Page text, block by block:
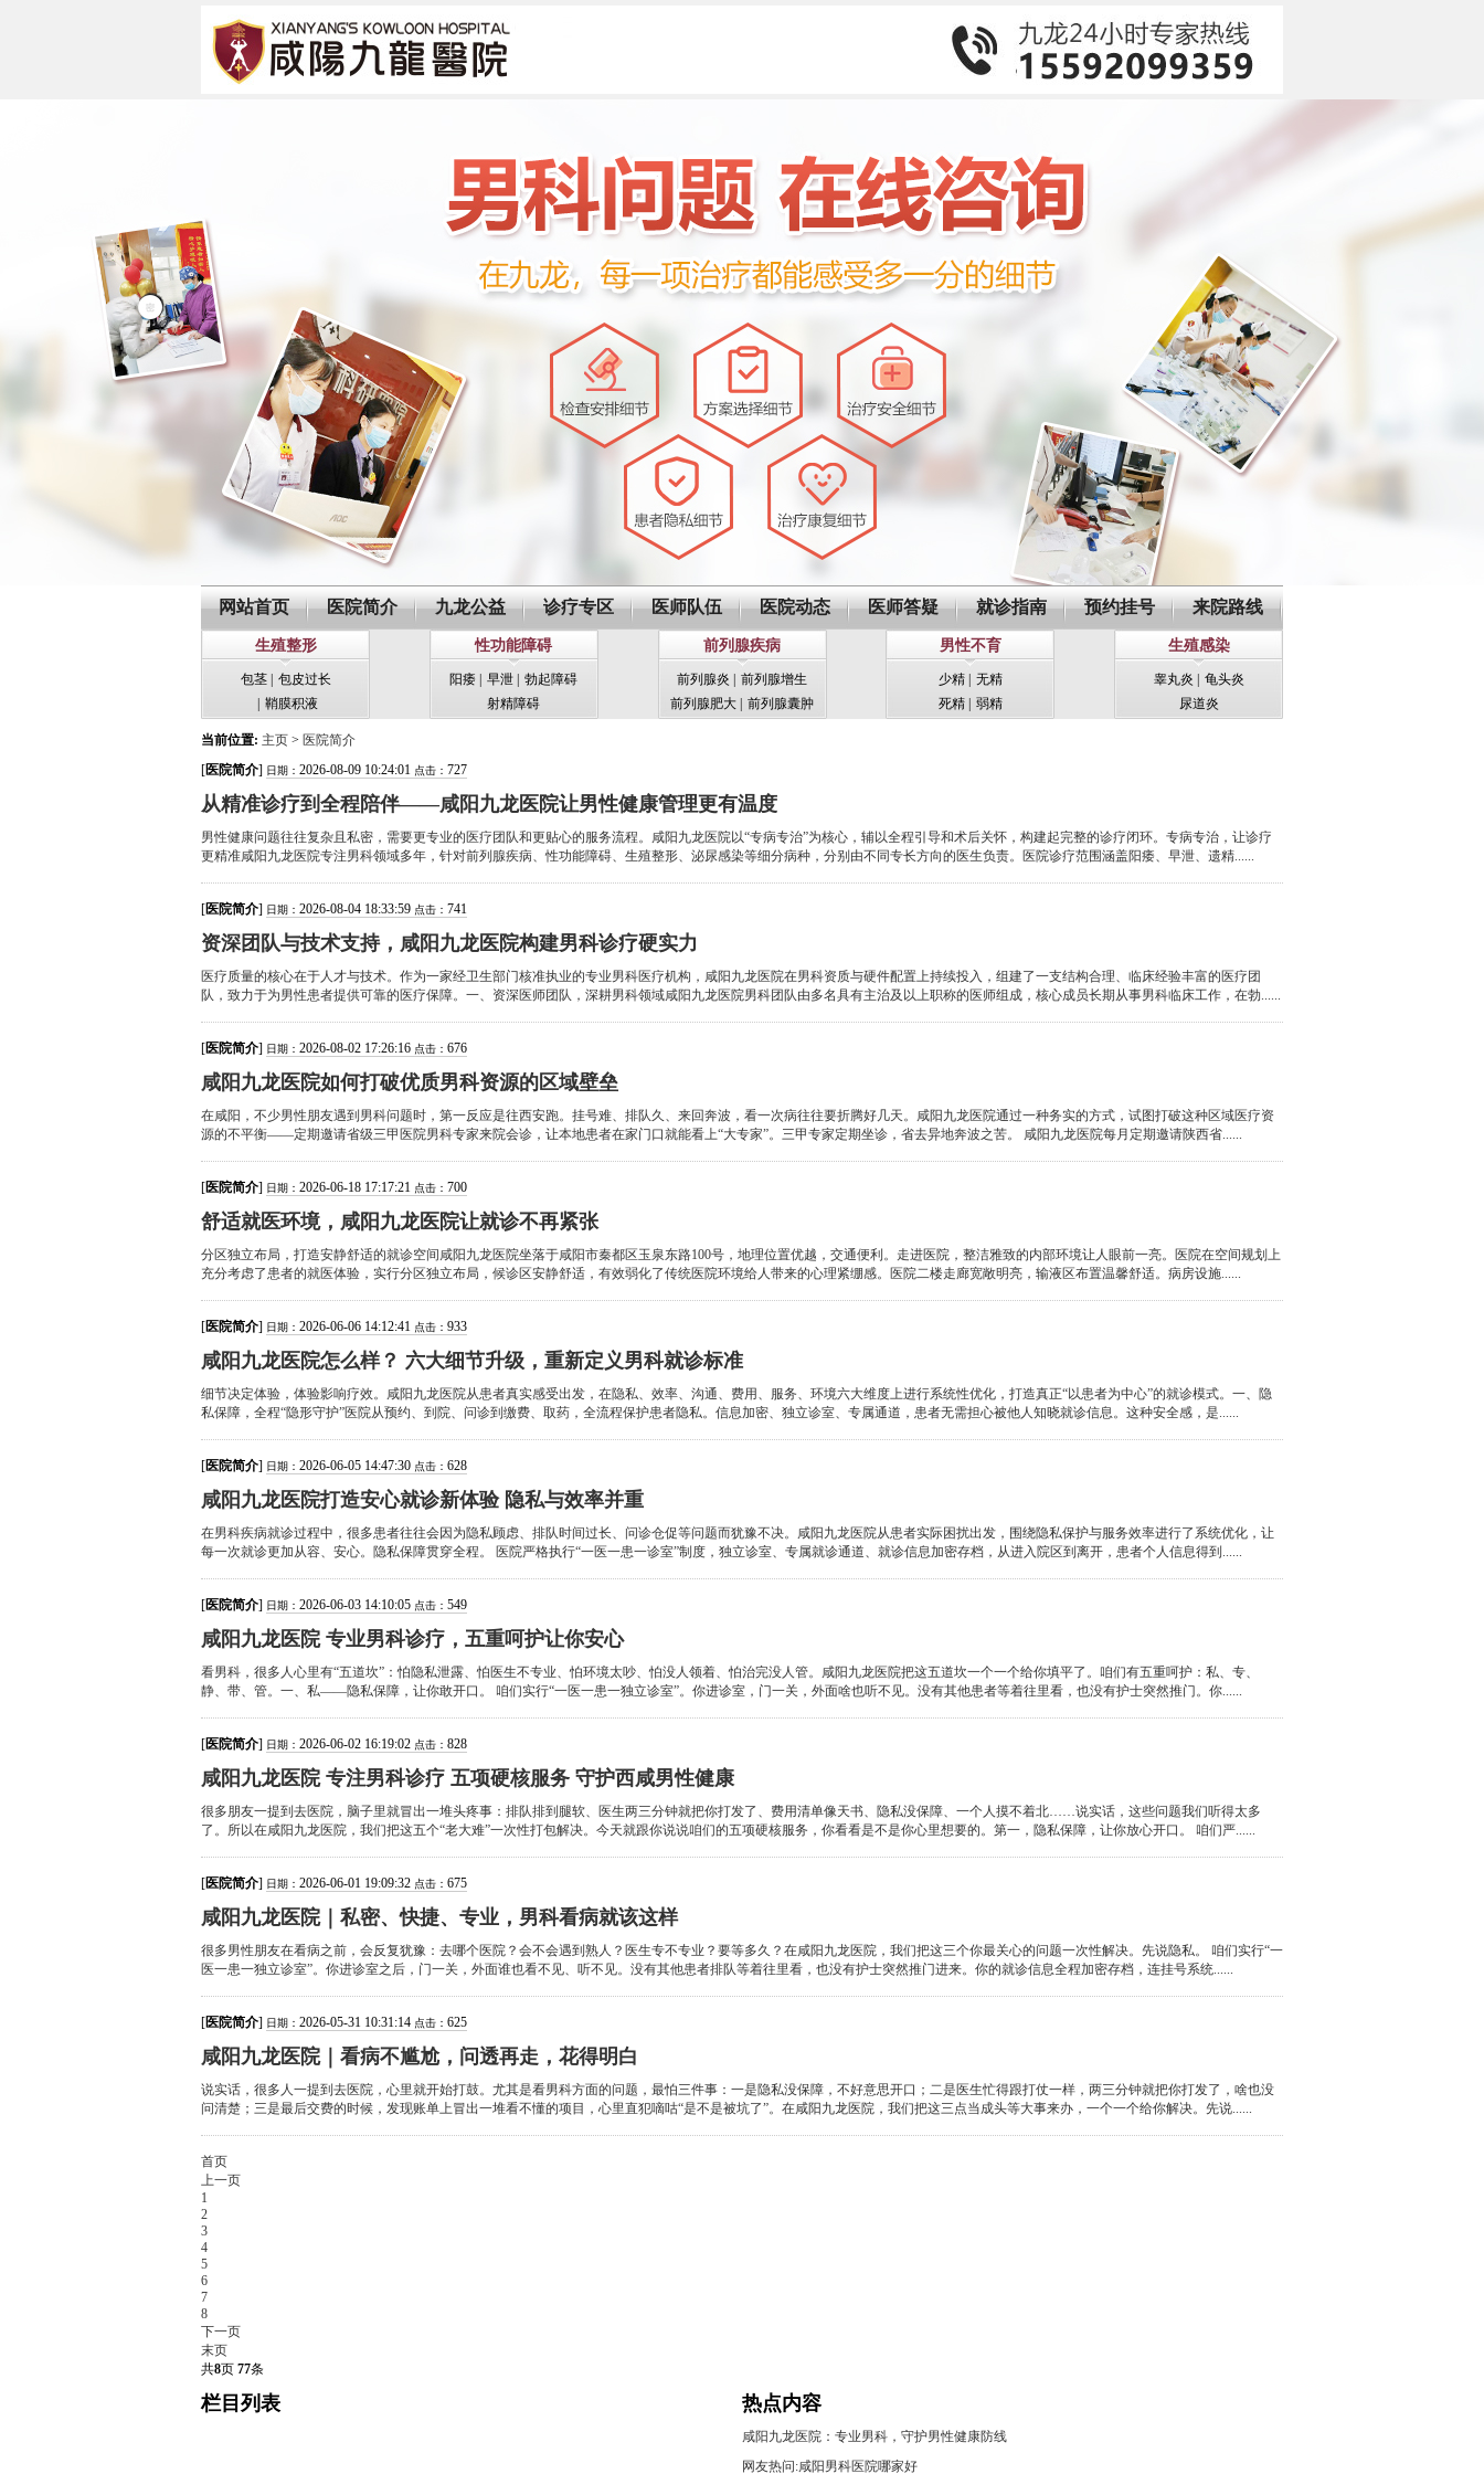
网站首页 医院简介 九龙公益 诊疗专区 医师队伍 医院动态 医师答疑 就诊指南 预约挂号 来院路线
生殖整形
包茎
包皮过长
鞘膜积液
性功能障碍
阳痿 早泄
勃起障碍
射精障碍
前列腺疾病
前列腺炎
前列腺增生
前列腺肥大
前列腺囊肿
男性不育
少精
无精
死精
弱精
生殖感染
睾丸炎
龟头炎
尿道炎
当前位置: 主页 > 医院简介
[医院简介] 日期： 2026-08-09 10:24:01 点击： 727
从精准诊疗到全程陪伴——咸阳九龙医院让男性健康管理更有温度
男性健康问题往往复杂且私密，需要更专业的医疗团队和更贴心的服务流程。咸阳九龙医院以“专病专治”为核心，辅以全程引导和术后关怀，构建起完整的诊疗闭环。专病专治，让诊疗
更精准咸阳九龙医院专注男科领域多年，针对前列腺疾病、性功能障碍、生殖整形、泌尿感染等细分病种，分别由不同专长方向的医生负责。医院诊疗范围涵盖阳痿、早泄、遗精......
[医院简介] 日期： 2026-08-04 18:33:59 点击： 741
资深团队与技术支持，咸阳九龙医院构建男科诊疗硬实力
医疗质量的核心在于人才与技术。作为一家经卫生部门核准执业的专业男科医疗机构，咸阳九龙医院在男科资质与硬件配置上持续投入，组建了一支结构合理、临床经验丰富的医疗团
队，致力于为男性患者提供可靠的医疗保障。一、资深医师团队，深耕男科领域咸阳九龙医院男科团队由多名具有主治及以上职称的医师组成，核心成员长期从事男科临床工作，在勃......
[医院简介] 日期： 2026-08-02 17:26:16 点击： 676
咸阳九龙医院如何打破优质男科资源的区域壁垒
在咸阳，不少男性朋友遇到男科问题时，第一反应是往西安跑。挂号难、排队久、来回奔波，看一次病往往要折腾好几天。咸阳九龙医院通过一种务实的方式，试图打破这种区域医疗资
源的不平衡——定期邀请省级三甲医院男科专家来院会诊，让本地患者在家门口就能看上“大专家”。三甲专家定期坐诊，省去异地奔波之苦。 咸阳九龙医院每月定期邀请陕西省......
[医院简介] 日期： 2026-06-18 17:17:21 点击： 700
舒适就医环境，咸阳九龙医院让就诊不再紧张
分区独立布局，打造安静舒适的就诊空间咸阳九龙医院坐落于咸阳市秦都区玉泉东路100号，地理位置优越，交通便利。走进医院，整洁雅致的内部环境让人眼前一亮。医院在空间规划上
充分考虑了患者的就医体验，实行分区独立布局，候诊区安静舒适，有效弱化了传统医院环境给人带来的心理紧绷感。医院二楼走廊宽敞明亮，输液区布置温馨舒适。病房设施......
[医院简介] 日期： 2026-06-06 14:12:41 点击： 933
咸阳九龙医院怎么样？ 六大细节升级，重新定义男科就诊标准
细节决定体验，体验影响疗效。咸阳九龙医院从患者真实感受出发，在隐私、效率、沟通、费用、服务、环境六大维度上进行系统性优化，打造真正“以患者为中心”的就诊模式。一、隐
私保障，全程“隐形守护”医院从预约、到院、问诊到缴费、取药，全流程保护患者隐私。信息加密、独立诊室、专属通道，患者无需担心被他人知晓就诊信息。这种安全感，是......
[医院简介] 日期： 2026-06-05 14:47:30 点击： 628
咸阳九龙医院打造安心就诊新体验 隐私与效率并重
在男科疾病就诊过程中，很多患者往往会因为隐私顾虑、排队时间过长、问诊仓促等问题而犹豫不决。咸阳九龙医院从患者实际困扰出发，围绕隐私保护与服务效率进行了系统优化，让
每一次就诊更加从容、安心。隐私保障贯穿全程。 医院严格执行“一医一患一诊室”制度，独立诊室、专属就诊通道、就诊信息加密存档，从进入院区到离开，患者个人信息得到......
[医院简介] 日期： 2026-06-03 14:10:05 点击： 549
咸阳九龙医院 专业男科诊疗，五重呵护让你安心
看男科，很多人心里有“五道坎”：怕隐私泄露、怕医生不专业、怕环境太吵、怕没人领着、怕治完没人管。咸阳九龙医院把这五道坎一个一个给你填平了。咱们有五重呵护：私、专、
静、带、管。一、私——隐私保障，让你敢开口。 咱们实行“一医一患一独立诊室”。你进诊室，门一关，外面啥也听不见。没有其他患者等着往里看，也没有护士突然推门。你......
[医院简介] 日期： 2026-06-02 16:19:02 点击： 828
咸阳九龙医院 专注男科诊疗 五项硬核服务 守护西咸男性健康
很多朋友一提到去医院，脑子里就冒出一堆头疼事：排队排到腿软、医生两三分钟就把你打发了、费用清单像天书、隐私没保障、一个人摸不着北……说实话，这些问题我们听得太多
了。所以在咸阳九龙医院，我们把这五个“老大难”一次性打包解决。今天就跟你说说咱们的五项硬核服务，你看看是不是你心里想要的。第一，隐私保障，让你放心开口。 咱们严......
[医院简介] 日期： 2026-06-01 19:09:32 点击： 675
咸阳九龙医院｜私密、快捷、专业，男科看病就该这样
很多男性朋友在看病之前，会反复犹豫：去哪个医院？会不会遇到熟人？医生专不专业？要等多久？在咸阳九龙医院，我们把这三个你最关心的问题一次性解决。先说隐私。 咱们实行“一
医一患一独立诊室”。你进诊室之后，门一关，外面谁也看不见、听不见。没有其他患者排队等着往里看，也没有护士突然推门进来。你的就诊信息全程加密存档，连挂号系统......
[医院简介] 日期： 2026-05-31 10:31:14 点击： 625
咸阳九龙医院｜看病不尴尬，问透再走，花得明白
说实话，很多人一提到去医院，心里就开始打鼓。尤其是看男科方面的问题，最怕三件事：一是隐私没保障，不好意思开口；二是医生忙得跟打仗一样，两三分钟就把你打发了，啥也没
问清楚；三是最后交费的时候，发现账单上冒出一堆看不懂的项目，心里直犯嘀咕“是不是被坑了”。在咸阳九龙医院，我们把这三点当成头等大事来办，一个一个给你解决。先说......
首页
上一页
1
2
3
4
5
6
7
8
下一页
末页
共8页 77条
栏目列表 热点内容
咸阳九龙医院：专业男科，守护男性健康防线
网友热问:咸阳男科医院哪家好